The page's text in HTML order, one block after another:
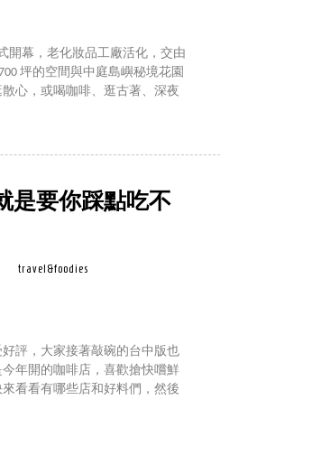
開幕，老化妝品工廠活化，交由
坪的空間與中庭島嶼秘境花園
心，或喝咖啡、逛古著、深夜
是要你踩點吃不
travel&foodies
評，大家接著敲碗的台中版也
年開的咖啡店，喜歡搶快嚐鮮
看看有哪些店和好料們，然後